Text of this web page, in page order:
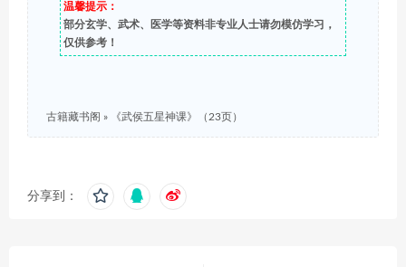
温馨提示：
部分玄学、武术、医学等资料非专业人士请勿模仿学习，
仅供参考！
古籍藏书阁 » 《武侯五星神课》（23页）
分享到：